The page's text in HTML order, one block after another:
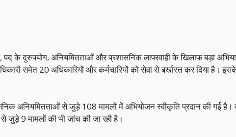
के दुरुपयोग, अनियमितताओं और प्रशासनिक लापरवाही के खिलाफ बड़ा
समेत 20 अधिकारियों और कर्मचारियों को सेवा से बर्खास्त कर दिया है।
अनियमितताओं से जुड़े 108 मामलों में अभियोजन स्वीकृति प्रदान की गई है।
जुड़े 9 मामलों की भी जांच की जा रही है।